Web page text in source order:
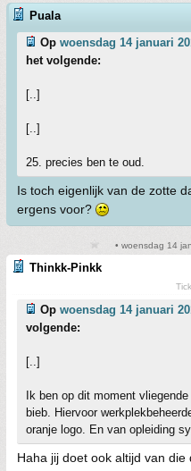
Puala
Op woensdag 14 januari
het volgende:
[..]
[..]
25. precies ben te oud.
Is toch eigenlijk van de zotte
ergens voor?
• woensdag 14
Thinkk-Pinkk
Op woensdag 14 januari
volgende:
[..]
Ik ben op dit moment
bieb. Hiervoor
oranje logo. En van opleiding
Haha jij doet ook altijd van